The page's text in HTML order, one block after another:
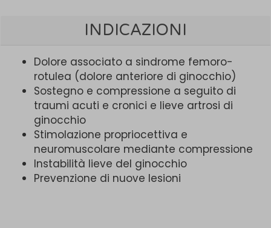
INDICAZIONI
Dolore associato a sindrome femoro-
rotulea (dolore anteriore di ginocchio)
Sostegno e compressione a seguito di
traumi acuti e cronici e lieve artrosi di
ginocchio
Stimolazione propriocettiva e
neuromuscolare mediante compressione
Instabilità lieve del ginocchio
Prevenzione di nuove lesioni